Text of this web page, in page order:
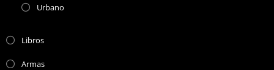
Urbano
Libros
Armas